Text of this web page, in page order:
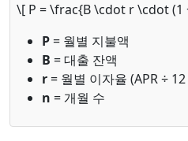
\[ P = \frac{B \cdot r \cdot (1
P= 월별 지불액
B = 대출 잔액
r= 월별 이자율 (APR ÷
n = 개월 수